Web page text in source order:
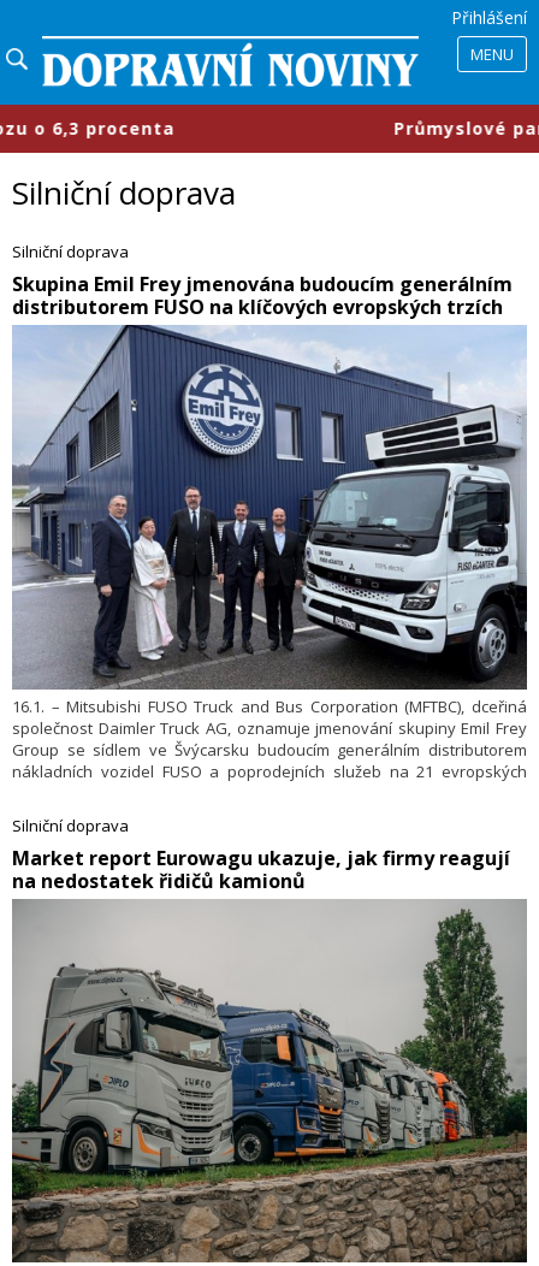
Přihlášení
MENU
​Průmyslové parky se mění,
Silniční doprava
Silniční doprava
​Skupina Emil Frey jmenována budoucím generálním
distributorem FUSO na klíčových evropských trzích
16.1. – Mitsubishi FUSO Truck and Bus Corporation (MFTBC), dceřiná
společnost Daimler Truck AG, oznamuje jmenování skupiny Emil Frey
Group se sídlem ve Švýcarsku budoucím generálním distributorem
nákladních vozidel FUSO a poprodejních služeb na 21 evropských
integrace značek FUSO a Hino pod novou holdingovou společností
ARCHION, která plánuje zahájit provoz 1. dubna 2026. Lehké nákladní
vozy FUSO budou i nadále k dispozici na všech současných
evropských trzích.
Silniční doprava
​Market report Eurowagu ukazuje, jak firmy reagují
na nedostatek řidičů kamionů